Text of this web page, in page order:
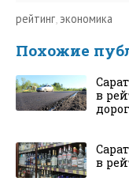
рейтинг,экономика
Похожие
в
дорог
в